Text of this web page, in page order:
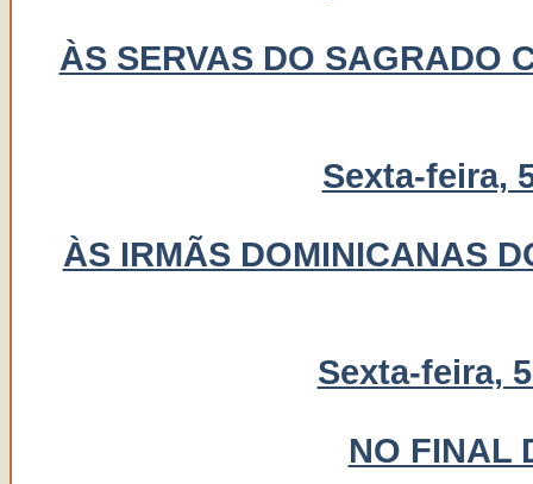
ÀS SERVAS DO SAGRADO
Sexta-feira,
ÀS IRMÃS DOMINICANAS
Sexta-feira,
NO FINAL